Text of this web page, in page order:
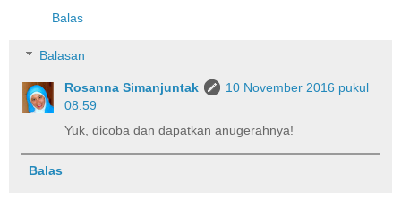
Balas
Balasan
Rosanna Simanjuntak
10 November 2016 pukul
08.59
Yuk, dicoba dan dapatkan anugerahnya!
Balas